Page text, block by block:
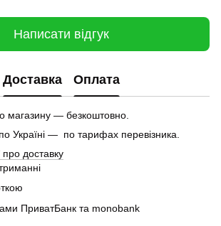
Написати відгук
Доставка Оплата
магазину — безкоштовно.
Україні — по тарифах перевізника.
доставку
ПриватБанк та monobank